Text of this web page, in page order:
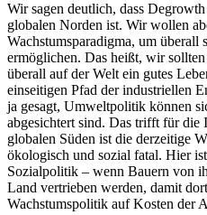
Wir sagen deutlich, dass
globalen Norden ist. Wir wollen
Wachstumsparadigma, um
ermöglichen. Das heißt, wir
überall auf der Welt ein gutes
einseitigen Pfad der industriellen
ja gesagt, Umweltpolitik können
abgesichtert sind. Das trifft für die
globalen Süden ist die derzeitige
ökologisch und sozial fatal. Hier
Sozialpolitik – wenn Bauern von
Land vertrieben werden, damit
Wachstumspolitik auf Kosten der